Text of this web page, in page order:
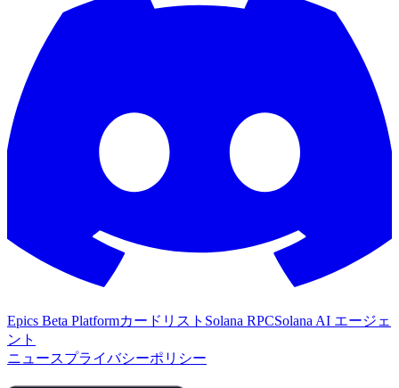
Epics Beta Platformカードリスト Solana RPCSolana AI エージェ
ント
ニュースプライバシーポリシー